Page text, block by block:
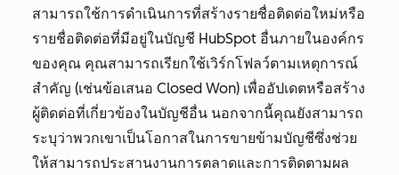
สามารถใช้การดำเนินการที่สร้างรายชื่อติดต่อใหม่หรือ
รายชื่อติดต่อที่มีอยู่ในบัญชี HubSpot อื่นภายในองค์กร
ของคุณ คุณสามารถเรียกใช้เวิร์กโฟลว์ตามเหตุการณ์
สำคัญ (เช่นข้อเสนอ Closed Won) เพื่ออัปเดตหรือสร้าง
ผู้ติดต่อที่เกี่ยวข้องในบัญชีอื่น นอกจากนี้คุณยังสามารถ
ระบุว่าพวกเขาเป็นโอกาสในการขายข้ามบัญชีซึ่งช่วย
ให้สามารถประสานงานการตลาดและการติดตามผล